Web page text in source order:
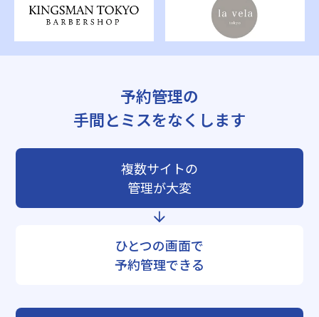
予約管理の
手間とミスをなくします
複数サイトの
管理が大変
ひとつの画面で
予約管理できる